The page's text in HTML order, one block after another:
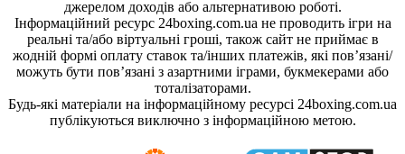
джерелом доходів або альтернативою роботі.
Інформаційний ресурс 24boxing.com.ua не проводить ігри на
реальні та/або віртуальні гроші, також сайт не приймає в
жодній формі оплату ставок та/інших платежів, які пов’язані/
можуть бути пов’язані з азартними іграми, букмекерами або
тоталізаторами.
Будь-які матеріали на інформаційному ресурсі 24boxing.com.ua
публікуються виключно з інформаційною метою.